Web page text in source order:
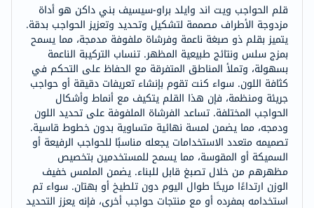
قلم الحواجب ويت اند وايلد براو-سيسيف بني داكن هو أداة
مزدوجة الأطراف مصممة لتشكيل وتحديد وتعزيز الحواجب بدقة.
يتميز بقلم ذو صبغة ناعمة وفرشاة ملفوفة مدمجة، مما يسمح
بمزج سلس ونتائج طبيعية المظهر. تنساب التركيبة الناعمة
بسهولة، وتملأ المناطق المتفرقة مع الحفاظ على التحكم في
كثافة اللون. سواء كنت تقوم بإنشاء تعريفات دقيقة أو حواجب
جريئة ومنظمة، فإن هذا القلم يتكيف مع أنماط وأشكال
الحواجب المختلفة. تساعد الفرشاة الملفوفة على تحديد اللون
ودمجه، مما يضمن لمسة نهائية متساوية بدون خطوط قاسية.
تصميمه متعدد الاستخدامات يجعله مناسبًا للحواجب الرفيعة أو
السميكة أو المقوسة، مما يسمح للمستخدمين بتخصيص
مظهرهم من خلال تصبغ قابل للبناء. يضمن الملمس خفيف
الوزن ارتداءًا مريحًا طوال اليوم دون تلطيخ أو بهتان. سواء تم
استخدامه بمفرده أو مع منتجات حواجب أخرى، فإنه يعزز التحديد